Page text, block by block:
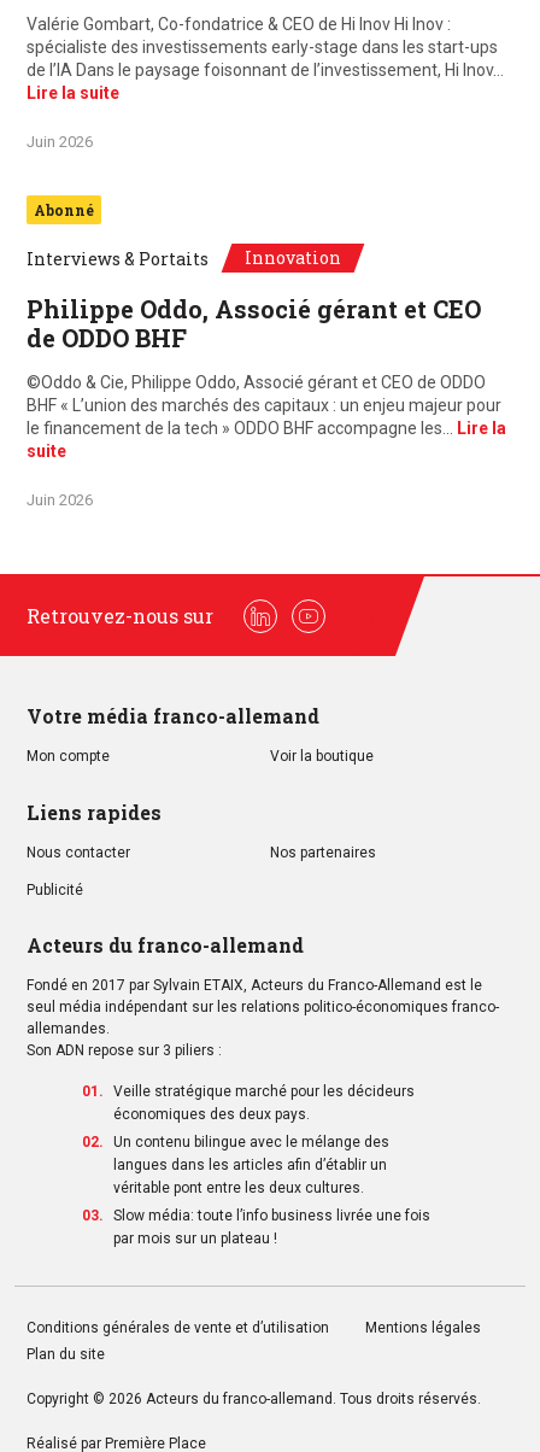
Valérie Gombart, Co-fondatrice & CEO de Hi Inov Hi Inov :
spécialiste des investissements early-stage dans les start-ups
de l’IA Dans le paysage foisonnant de l’investissement, Hi Inov…
Lire la suite
Juin 2026
Abonné
Interviews & Portaits Innovation
Philippe Oddo, Associé gérant et CEO
de ODDO BHF
©Oddo & Cie, Philippe Oddo, Associé gérant et CEO de ODDO
BHF « L’union des marchés des capitaux : un enjeu majeur pour
le financement de la tech » ODDO BHF accompagne les… Lire la
suite
Juin 2026
Retrouvez-nous sur
LinkedinYoutube
Votre média franco-allemand
Mon compte Voir la boutique
Liens rapides
Nous contacter Nos partenaires
Publicité
Acteurs du franco-allemand
Fondé en 2017 par Sylvain ETAIX, Acteurs du Franco-Allemand est le
seul média indépendant sur les relations politico-économiques franco-
allemandes.
Son ADN repose sur 3 piliers :
Veille stratégique marché pour les décideurs
économiques des deux pays.
Un contenu bilingue avec le mélange des
langues dans les articles afin d’établir un
véritable pont entre les deux cultures.
Slow média: toute l’info business livrée une fois
par mois sur un plateau !
Conditions générales de vente et d’utilisation
Mentions légales
Plan du site
Copyright © 2026 Acteurs du franco-allemand . Tous droits réservés.
Réalisé par Première Place